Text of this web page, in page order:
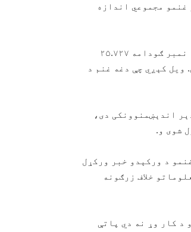
غنمو مجموعي اندازه
د رسمي اسنادو له مخې، له اتم نمبر ګودامه ۷۴.۲۹۲ مټریک ټنه، له نهم نمبر ګودامه ۲۵.۷۲۷
ټنه غنم ورک شوي دي. ویل کېږي چې دغه غنم د
اندېښمنوونکی دی،
په مرکز کې هم د ۶۳۳.۲۰۰ مټریک ټنه غنمو د ورکېدو خبر ورکړل
خلاف زرګونه
د کار وړ نه دي پاتې